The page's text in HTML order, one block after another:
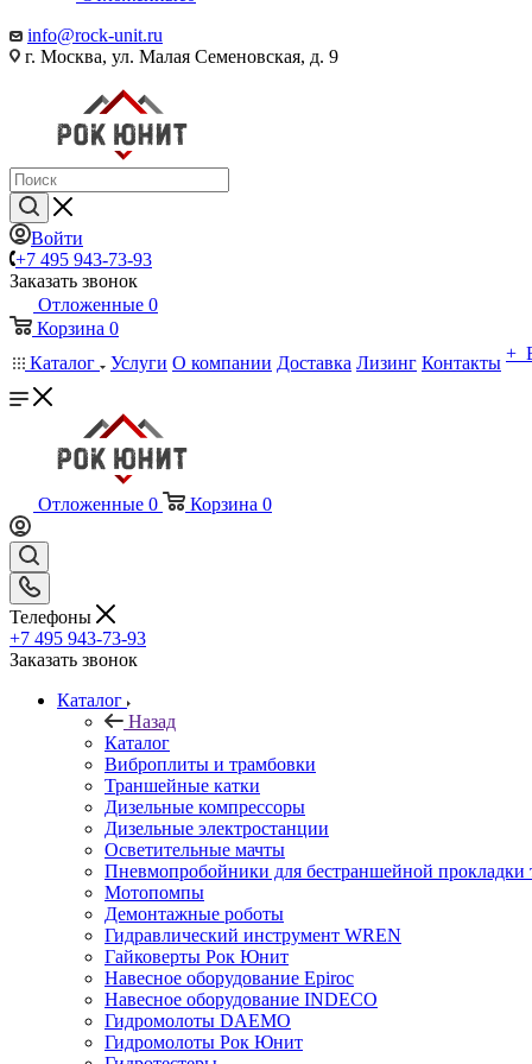
info@rock-unit.ru
г. Москва, ул. Малая Семеновская, д. 9
Войти
+7 495 943-73-93
Заказать звонок
Отложенные 0
Корзина 0
Каталог
Услуги О компании Доставка Лизинг Контакты +
Отложенные 0 Корзина 0
Телефоны
+7 495 943-73-93
Заказать звонок
Каталог
Назад
Каталог
Виброплиты и трамбовки
Траншейные катки
Дизельные компрессоры
Дизельные электростанции
Осветительные мачты
Пневмопробойники для бестраншейной прокладки
Мотопомпы
Демонтажные роботы
Гидравлический инструмент WREN
Гайковерты Рок Юнит
Навесное оборудование Epiroc
Навесное оборудование INDECO
Гидромолоты DAEMO
Гидромолоты Рок Юнит